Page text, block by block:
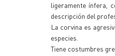
ligeramente ínfera,
descripción del
La corvina es
especies.
Tiene costumbres